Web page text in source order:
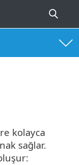
kolayca
sağlar.